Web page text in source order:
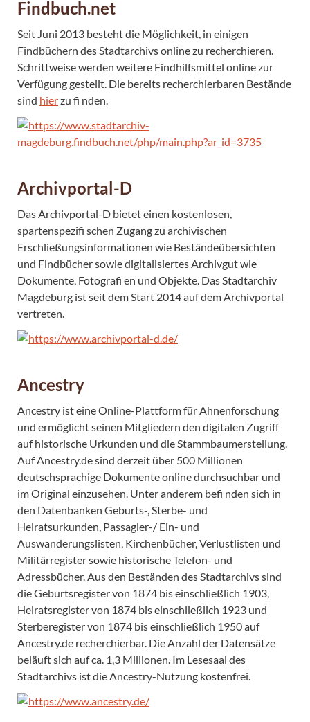
Findbuch.net
Seit Juni 2013 besteht die Möglichkeit, in einigen
Findbüchern des Stadtarchivs online zu recherchieren.
Schrittweise werden weitere Findhilfsmittel online zur
Verfügung gestellt. Die bereits recherchierbaren Bestände
sind hierzu fi nden.
Archivportal-D
Das Archivportal-D bietet einen kostenlosen,
spartenspezifi schen Zugang zu archivischen
Erschließungsinformationen wie Beständeübersichten
und Findbücher sowie digitalisiertes Archivgut wie
Dokumente, Fotografi en und Objekte. Das Stadtarchiv
Magdeburg ist seit dem Start 2014 auf dem Archivportal
vertreten.
Ancestry
Ancestry ist eine Online-Plattform für Ahnenforschung
und ermöglicht seinen Mitgliedern den digitalen Zugriff
auf historische Urkunden und die Stammbaumerstellung.
Auf Ancestry.de sind derzeit über 500 Millionen
deutschsprachige Dokumente online durchsuchbar und
im Original einzusehen. Unter anderem befi nden sich in
den Datenbanken Geburts-, Sterbe- und
Heiratsurkunden, Passagier-/ Ein- und
Auswanderungslisten, Kirchenbücher, Verlustlisten und
Militärregister sowie historische Telefon- und
Adressbücher. Aus den Beständen des Stadtarchivs sind
die Geburtsregister von 1874 bis einschließlich 1903,
Heiratsregister von 1874 bis einschließlich 1923 und
Sterberegister von 1874 bis einschließlich 1950 auf
Ancestry.de recherchierbar. Die Anzahl der Datensätze
beläuft sich auf ca. 1,3 Millionen. Im Lesesaal des
Stadtarchivs ist die Ancestry-Nutzung kostenfrei.